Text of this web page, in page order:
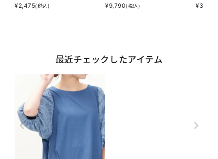
¥2,475(税込)
¥9,790(税込)
¥3,564
最近チェックしたアイテム